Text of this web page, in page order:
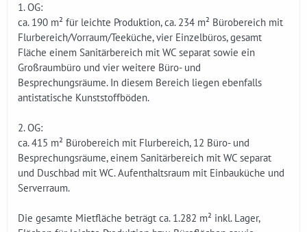
1. OG:
ca. 190 m² für leichte Produktion, ca. 234 m² Bürobereich mit
Flurbereich/Vorraum/Teeküche, vier Einzelbüros, gesamt
Fläche einem Sanitärbereich mit WC separat sowie ein
Großraumbüro und vier weitere Büro- und
Besprechungsräume. In diesem Bereich liegen ebenfalls
antistatische Kunststoffböden.
2. OG:
ca. 415 m² Bürobereich mit Flurbereich, 12 Büro- und
Besprechungsräume, einem Sanitärbereich mit WC separat
und Duschbad mit WC. Aufenthaltsraum mit Einbauküche und
Serverraum.
Die gesamte Mietfläche beträgt ca. 1.282 m² inkl. Lager,